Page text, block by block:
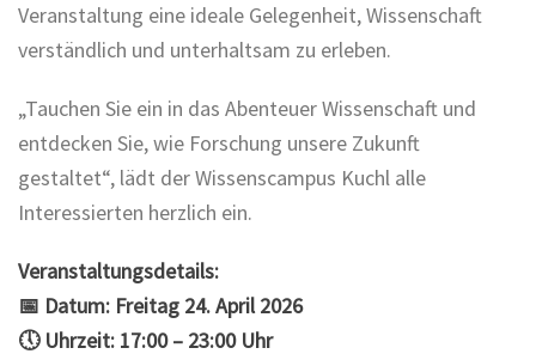
Veranstaltung eine ideale Gelegenheit, Wissenschaft
verständlich und unterhaltsam zu erleben.
„Tauchen Sie ein in das Abenteuer Wissenschaft und
entdecken Sie, wie Forschung unsere Zukunft
gestaltet“, lädt der Wissenscampus Kuchl alle
Interessierten herzlich ein.
Veranstaltungsdetails:
📅 Datum: Freitag 24. April 2026
🕔 Uhrzeit: 17:00 – 23:00 Uhr